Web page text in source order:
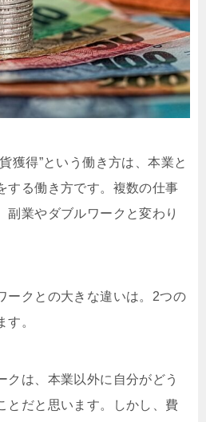
獲得”という働き方は、本業と
する働き方です。複数の仕事
副業やダブルワークと変わり
ークとの大きな違いは。2つの
す。
クは、本業以外に自分がどう
とだと思います。しかし、費